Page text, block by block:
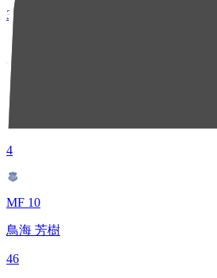
3
FW 7
渡邉 新太
48
4
MF 10
鳥海 芳樹
46